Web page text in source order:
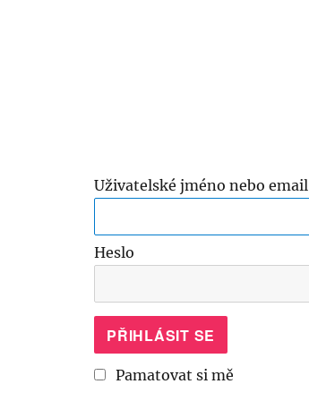
Uživatelské jméno nebo email
Heslo
Pamatovat si mě